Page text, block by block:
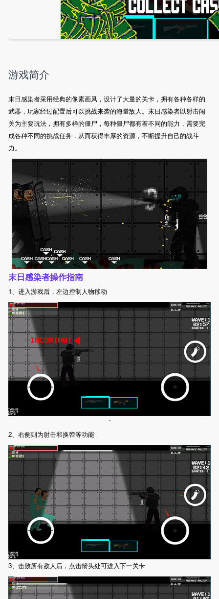
游戏简介
末日感染者采用经典的像素画风，设计了大量的关卡，拥有各种各样的
武器，玩家经过配置后可以挑战来袭的海量敌人。末日感染者以射击闯
关为主要玩法，拥有多样的僵尸，每种僵尸都有着不同的能力，需要完
成各种不同的挑战任务，从而获得丰厚的资源，不断提升自己的战斗
力。
末日感染者操作指南
1、进入游戏后，左边控制人物移动
”
2、右侧则为射击和换弹等功能
3、击败所有敌人后，点击箭头处可进入下一关卡